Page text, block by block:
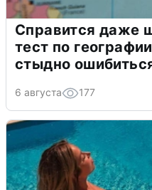
Справится даже
тест по
стыдно
6 августа 177